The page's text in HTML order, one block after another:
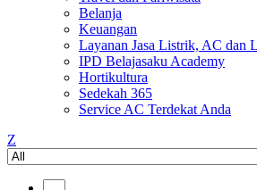
Belanja
Keuangan
Layanan Jasa Listrik, AC dan
IPD Belajasaku Academy
Hortikultura
Sedekah 365
Service AC Terdekat Anda
Z